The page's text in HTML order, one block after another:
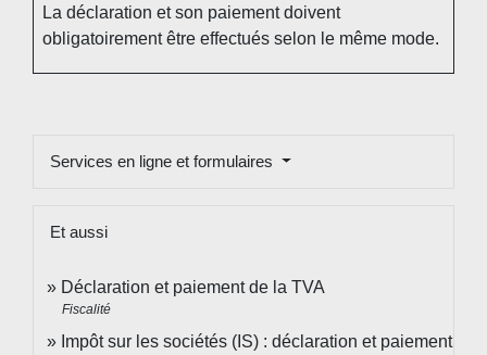
La déclaration et son paiement doivent
obligatoirement être effectués selon le même mode.
Services en ligne et formulaires
Et aussi
Déclaration et paiement de la TVA
Fiscalité
Impôt sur les sociétés (IS) : déclaration et paiement